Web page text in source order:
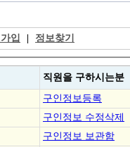
입 | 정보찾기
직원을 구하시는분
구인정보등록
구인정보 수정삭제
구인정보 보관함